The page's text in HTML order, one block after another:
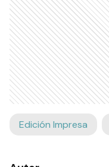
Edición Impresa